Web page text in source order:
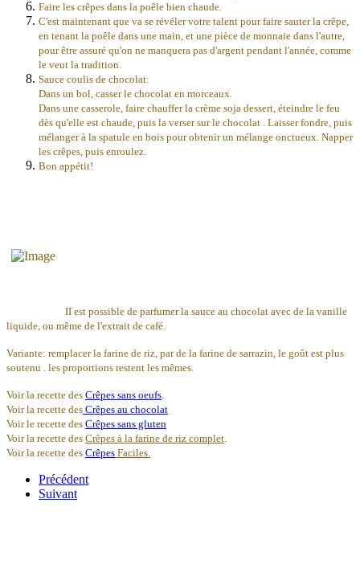
Faire les crêpes dans la poêle bien chaude.
C'est maintenant que va se révéler votre talent pour faire sauter la crêpe,
en tenant la poêle dans une main, et une pièce de monnaie dans l'autre,
pour être assuré qu'on ne manquera pas d'argent pendant l'année, comme
le veut la tradition.
Sauce coulis de chocolat:
Dans un bol, casser le chocolat en morceaux.
Dans une casserole, faire chauffer la crème soja dessert, éteindre le feu
dès qu'elle est chaude, puis la verser sur le chocolat . Laisser fondre, puis
mélanger à la spatule en bois pour obtenir un mélange onctueux. Napper
les crêpes, puis enroulez.
Bon appétit!
II est possible de parfumer la sauce au chocolat avec de la vanille
liquide, ou même de l'extrait de café.
Variante: remplacer la farine de riz, par de la farine de sarrazin, le goût est plus
soutenu . les proportions restent les mêmes.
Voir la recette des Crêpes sans oeufs
Voir la recette des Crêpes au chocolat
Voir le recette des Crêpes sans gluten
Voir la recette des Crêpes à la farine de riz complet
Voir la recette des Crêpes Faciles.
Précédent
Suivant